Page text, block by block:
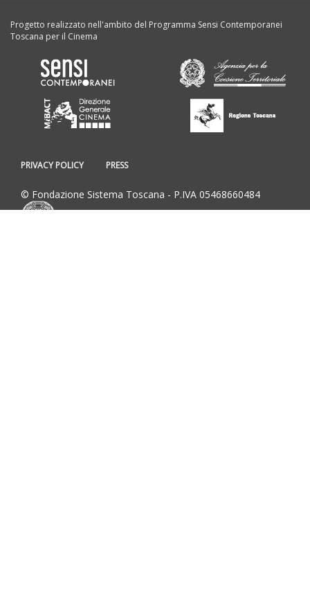
Progetto realizzato nell'ambito del Programma Sensi Contemporanei
Toscana per il Cinema
PRIVACY POLICY PRESS
© Fondazione Sistema Toscana - P.IVA 05468660484